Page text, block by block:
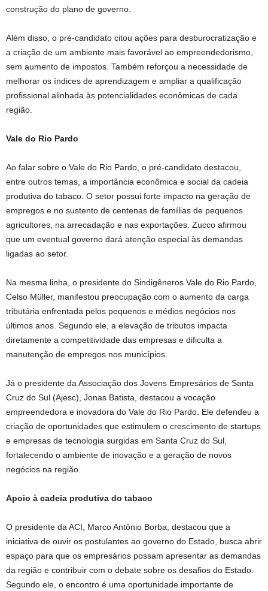
construção do plano de governo.
Além disso, o pré-candidato citou ações para desburocratização e
a criação de um ambiente mais favorável ao empreendedorismo,
sem aumento de impostos. Também reforçou a necessidade de
melhorar os índices de aprendizagem e ampliar a qualificação
profissional alinhada às potencialidades econômicas de cada
região.
Vale do Rio Pardo
Ao falar sobre o Vale do Rio Pardo, o pré-candidato destacou,
entre outros temas, a importância econômica e social da cadeia
produtiva do tabaco. O setor possui forte impacto na geração de
empregos e no sustento de centenas de famílias de pequenos
agricultores, na arrecadação e nas exportações. Zucco afirmou
que um eventual governo dará atenção especial às demandas
ligadas ao setor.
Na mesma linha, o presidente do Sindigêneros Vale do Rio Pardo,
Celso Müller, manifestou preocupação com o aumento da carga
tributária enfrentada pelos pequenos e médios negócios nos
últimos anos. Segundo ele, a elevação de tributos impacta
diretamente a competitividade das empresas e dificulta a
manutenção de empregos nos municípios.
Já o presidente da Associação dos Jovens Empresários de Santa
Cruz do Sul (Ajesc), Jonas Batista, destacou a vocação
empreendedora e inovadora do Vale do Rio Pardo. Ele defendeu a
criação de oportunidades que estimulem o crescimento de startups
e empresas de tecnologia surgidas em Santa Cruz do Sul,
fortalecendo o ambiente de inovação e a geração de novos
negócios na região.
Apoio à cadeia produtiva do tabaco
O presidente da ACI, Marco Antônio Borba, destacou que a
iniciativa de ouvir os postulantes ao governo do Estado, busca abrir
espaço para que os empresários possam apresentar as demandas
da região e contribuir com o debate sobre os desafios do Estado.
Segundo ele, o encontro é uma oportunidade importante de